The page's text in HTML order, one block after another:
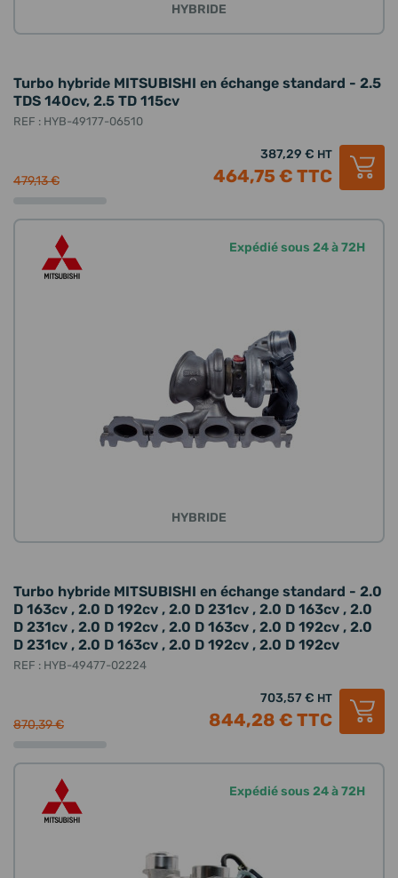
HYBRIDE
Turbo hybride MITSUBISHI en échange standard - 2.5
TDS 140cv, 2.5 TD 115cv
REF : HYB-49177-06510
479,13 €
387,29 € HT
464,75 € TTC
Expédié sous 24 à 72H
HYBRIDE
Turbo hybride MITSUBISHI en échange standard - 2.0
D 163cv , 2.0 D 192cv , 2.0 D 231cv , 2.0 D 163cv , 2.0
D 231cv , 2.0 D 192cv , 2.0 D 163cv , 2.0 D 192cv , 2.0
D 231cv , 2.0 D 163cv , 2.0 D 192cv , 2.0 D 192cv
REF : HYB-49477-02224
870,39 €
703,57 € HT
844,28 € TTC
Expédié sous 24 à 72H